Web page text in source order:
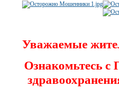
Уважаемые
Ознакомьтесь